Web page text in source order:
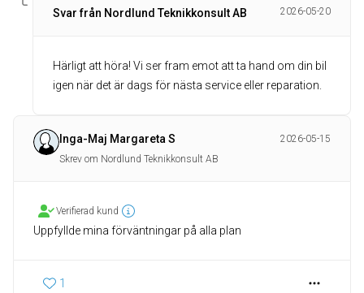
Svar från Nordlund Teknikkonsult AB 2026-05-20
Härligt att höra! Vi ser fram emot att ta hand om din bil
igen när det är dags för nästa service eller reparation.
Inga-Maj Margareta S
2026-05-15
Skrev om Nordlund Teknikkonsult AB
Verifierad kund
Uppfyllde mina förväntningar på alla plan
1